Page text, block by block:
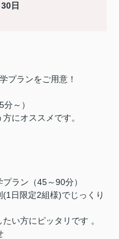
日
プランをご用意！
～）
にオススメです。
ラン（45～90分）
日限定2組様)でじっくり
い方にピッタリです 。